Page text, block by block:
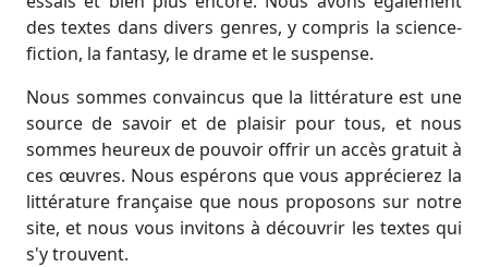
des textes dans divers genres, y compris la science-
fiction, la fantasy, le drame et le suspense.
Nous sommes convaincus que la littérature est une
source de savoir et de plaisir pour tous, et nous
sommes heureux de pouvoir offrir un accès gratuit à
ces œuvres. Nous espérons que vous apprécierez la
littérature française que nous proposons sur notre
site, et nous vous invitons à découvrir les textes qui
s'y trouvent.